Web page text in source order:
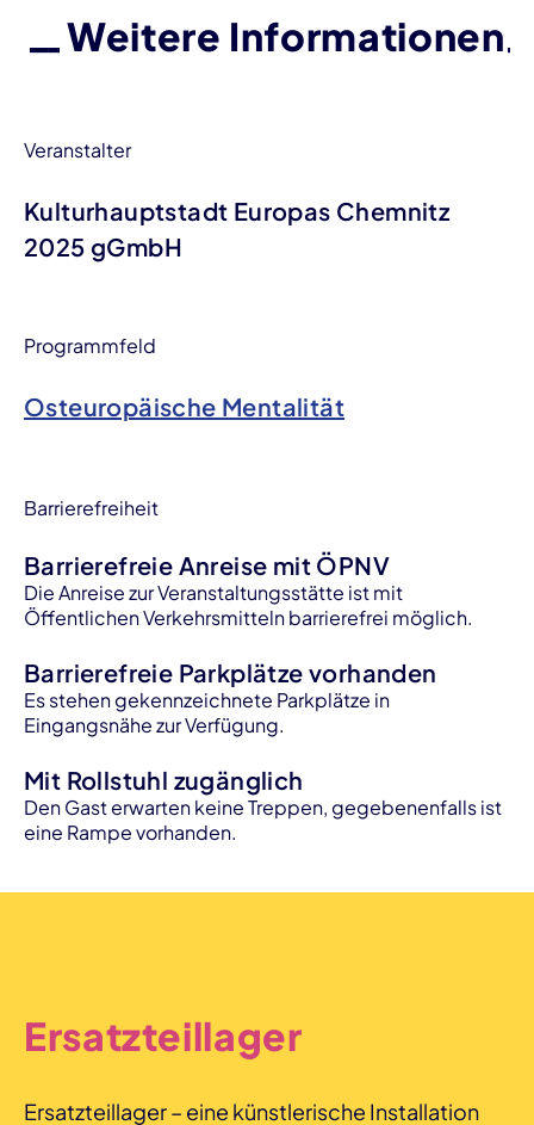
Weitere Informationen
Veranstalter
Kulturhauptstadt Europas Chemnitz
2025 gGmbH
Programmfeld
Osteuropäische Mentalität
Barrierefreiheit
Barrierefreie Anreise mit ÖPNV
Die Anreise zur Veranstaltungsstätte ist mit
Öffentlichen Verkehrsmitteln barrierefrei möglich.
Barrierefreie Parkplätze vorhanden
Es stehen gekennzeichnete Parkplätze in
Eingangsnähe zur Verfügung.
Mit Rollstuhl zugänglich
Den Gast erwarten keine Treppen, gegebenenfalls ist
eine Rampe vorhanden.
Ersatzteillager
Ersatzteillager – eine künstlerische Installation